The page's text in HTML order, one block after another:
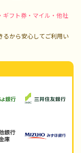
ギフト券・マイル・他社
るから安心してご利用い